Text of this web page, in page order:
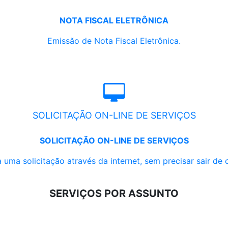
NOTA FISCAL ELETRÔNICA
Emissão de Nota Fiscal Eletrônica.
SOLICITAÇÃO ON-LINE DE SERVIÇOS
SOLICITAÇÃO ON-LINE DE SERVIÇOS
uma solicitação através da internet, sem precisar sair de
SERVIÇOS POR ASSUNTO